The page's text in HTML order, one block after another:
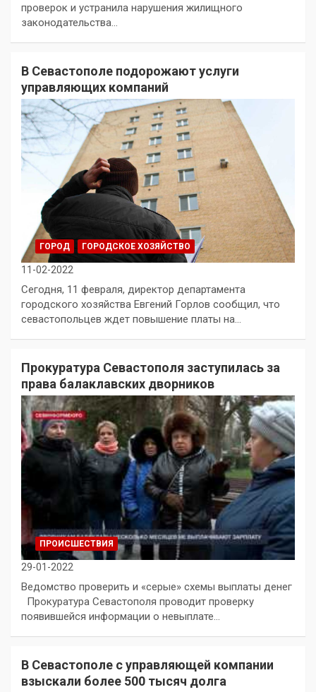
проверок и устранила нарушения жилищного
законодательства…
В Севастополе подорожают услуги
управляющих компаний
ГОРОД ГОРОДСКОЕ ХОЗЯЙСТВО
11-02-2022
Сегодня, 11 февраля, директор департамента
городского хозяйства Евгений Горлов сообщил, что
севастопольцев ждет повышение платы на…
Прокуратура Севастополя заступилась за
права балаклавских дворников
ПРОИСШЕСТВИЯ
29-01-2022
Ведомство проверить и «серые» схемы выплаты денег
Прокуратура Севастополя проводит проверку
появившейся информации о невыплате…
В Севастополе с управляющей компании
взыскали более 500 тысяч долга